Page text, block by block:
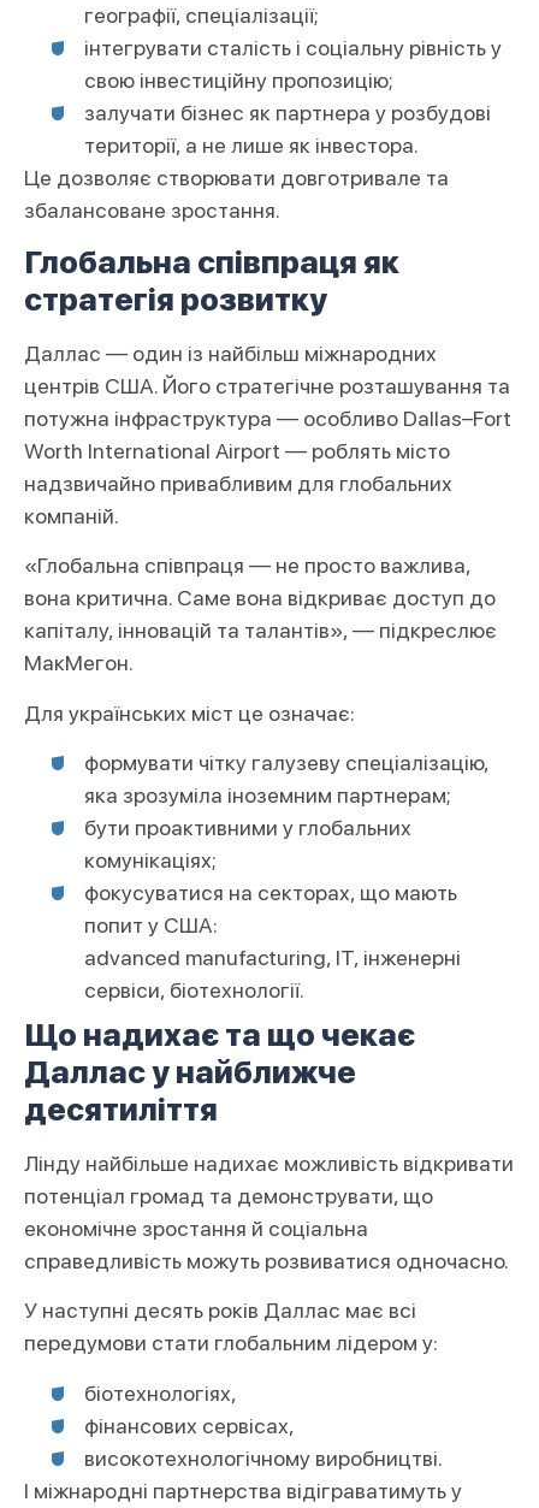
географії, спеціалізації;
інтегрувати сталість і соціальну рівність у
свою інвестиційну пропозицію;
залучати бізнес як партнера у розбудові
території, а не лише як інвестора.
Це дозволяє створювати довготривале та
збалансоване зростання.
Глобальна співпраця як
стратегія розвитку
Даллас — один із найбільш міжнародних
центрів США. Його стратегічне розташування та
потужна інфраструктура — особливо Dallas–Fort
Worth International Airport — роблять місто
надзвичайно привабливим для глобальних
компаній.
«Глобальна співпраця — не просто важлива,
вона критична. Саме вона відкриває доступ до
капіталу, інновацій та талантів», — підкреслює
МакМегон.
Для українських міст це означає:
формувати чітку галузеву спеціалізацію,
яка зрозуміла іноземним партнерам;
бути проактивними у глобальних
комунікаціях;
фокусуватися на секторах, що мають
попит у США:
advanced manufacturing, ІТ, інженерні
сервіси, біотехнології.
Що надихає та що чекає
Даллас у найближче
десятиліття
Лінду найбільше надихає можливість відкривати
потенціал громад та демонструвати, що
економічне зростання й соціальна
справедливість можуть розвиватися одночасно.
У наступні десять років Даллас має всі
передумови стати глобальним лідером у:
біотехнологіях,
фінансових сервісах,
високотехнологічному виробництві.
І міжнародні партнерства відіграватимуть у